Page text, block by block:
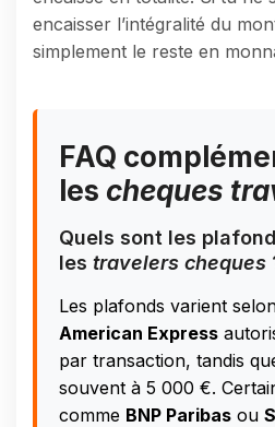
encaisser l’intégralité du
simplement le reste en
FAQ
les cheques
Quels sont les
les travelers cheques
Les plafonds varient
American Express
par transaction, tandis
souvent à 5 000 €.
comme BNP Paribas ou